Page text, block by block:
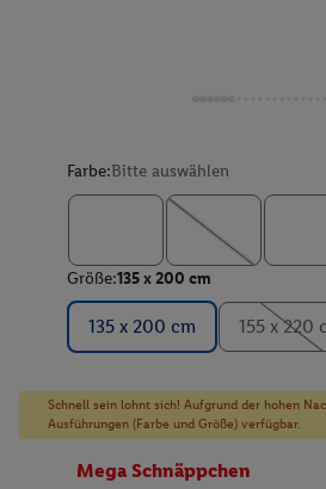
Farbe:Bitte auswählen
Größe:135 x 200 cm
135 x 200 cm 155 x 220
Schnell sein lohnt sich! Aufgrund der hohen
Ausführungen (Farbe und Größe) verfügbar.
Mega Schnäppchen